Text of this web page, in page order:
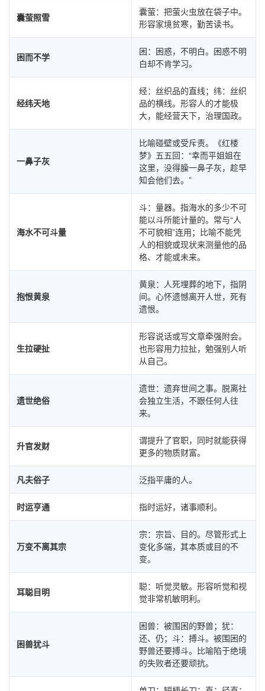
囊萤照雪
囊萤：把萤火虫放在袋子中。
形容家境贫寒，勤苦读书。
困而不学
困：困惑，不明白。困惑不明
白却不肯学习。
经纬天地
经：丝织品的直线；纬：丝织
品的横线。形容人的才能极
大，能经营天下，治理国政。
一鼻子灰
比喻碰壁或受斥责。《红楼
梦》五五回：“幸而平姐姐在
这里，没得臊一鼻子灰，趁早
知会他们去。”
海水不可斗量
斗：量器。指海水的多少不可
能以斗所能计量的。常与“人
不可貌相”连用；比喻不能凭
人的相貌或现状来测量他的品
格、才能或未来。
抱恨黄泉
黄泉：人死埋葬的地下，指阴
间。心怀遗憾离开人世，死有
遗恨。
生拉硬扯
形容说话或写文章牵强附会。
也形容用力拉扯，勉强别人听
从自己。
遗世绝俗
遗世：遗弃世间之事。脱离社
会独立生活，不跟任何人往
来。
升官发财
谓提升了官职，同时就能获得
更多的物质财富。
凡夫俗子 泛指平庸的人。
时运亨通 指时运好，诸事顺利。
万变不离其宗
宗：宗旨、目的。尽管形式上
变化多端，其本质或目的不
变。
耳聪目明
聪：听觉灵敏。形容听觉和视
觉非常机敏明利。
困兽犹斗
困兽：被围困的野兽；犹：
还、仍；斗：搏斗。被围困的
野兽还要搏斗。比喻陷于绝境
的失败者还要顽抗。